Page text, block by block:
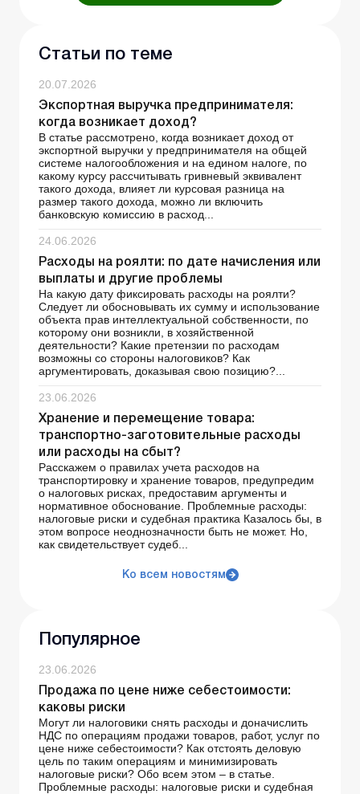
Статьи по теме
20.07.2026
Экспортная выручка предпринимателя:
когда возникает доход?
В статье рассмотрено, когда возникает доход от
экспортной выручки у предпринимателя на общей
системе налогообложения и на едином налоге, по
какому курсу рассчитывать гривневый эквивалент
такого дохода, влияет ли курсовая разница на
размер такого дохода, можно ли включить
банковскую комиссию в расход...
24.06.2026
Расходы на роялти: по дате начисления или
выплаты и другие проблемы
На какую дату фиксировать расходы на роялти?
Следует ли обосновывать их сумму и использование
объекта прав интеллектуальной собственности, по
которому они возникли, в хозяйственной
деятельности? Какие претензии по расходам
возможны со стороны налоговиков? Как
аргументировать, доказывая свою позицию?...
23.06.2026
Хранение и перемещение товара:
транспортно-заготовительные расходы
или расходы на сбыт?
Расскажем о правилах учета расходов на
транспортировку и хранение товаров, предупредим
о налоговых рисках, предоставим аргументы и
нормативное обоснование. Проблемные расходы:
налоговые риски и судебная практика Казалось бы, в
этом вопросе неоднозначности быть не может. Но,
как свидетельствует судеб...
Ко всем новостям
Популярное
23.06.2026
Продажа по цене ниже себестоимости:
каковы риски
Могут ли налоговики снять расходы и доначислить
НДС по операциям продажи товаров, работ, услуг по
цене ниже себестоимости? Как отстоять деловую
цель по таким операциям и минимизировать
налоговые риски? Обо всем этом – в статье.
Проблемные расходы: налоговые риски и судебная